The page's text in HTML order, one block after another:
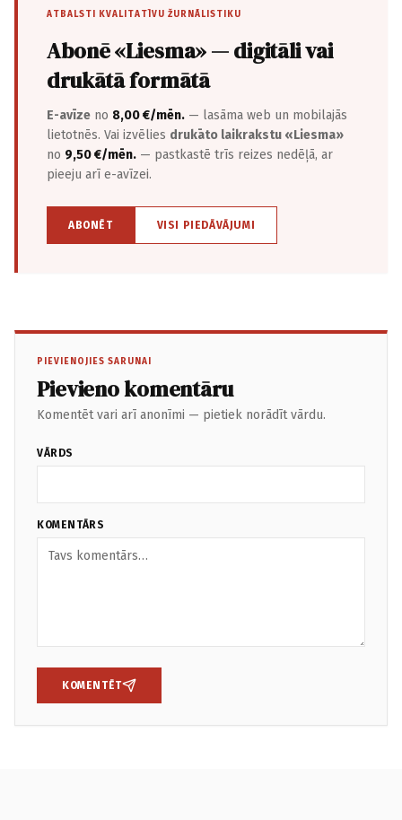
ATBALSTI KVALITATĪVU ŽURNĀLISTIKU
Abonē «Liesma» — digitāli vai
drukātā formātā
E-avīze no 8,00 €/mēn. — lasāma web un mobilajās
lietotnēs. Vai izvēlies drukāto laikrakstu «Liesma»
no 9,50 €/mēn. — pastkastē trīs reizes nedēļā, ar
pieeju arī e-avīzei.
ABONĒT VISI PIEDĀVĀJUMI
PIEVIENOJIES SARUNAI
Pievieno komentāru
Komentēt vari arī anonīmi — pietiek norādīt vārdu.
VĀRDS
KOMENTĀRS
KOMENTĒT